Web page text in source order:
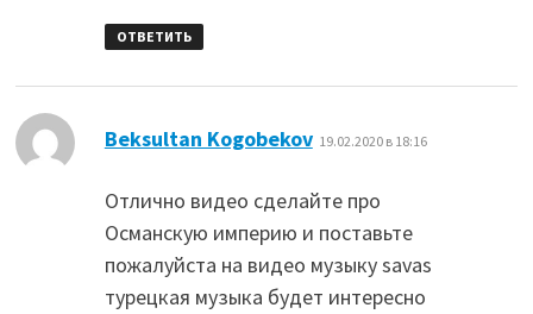
ОТВЕТИТЬ
Beksultan Kogobekov: 19.02.2020 в 18:16
Отлично видео сделайте про
Османскую империю и поставьте
пожалуйста на видео музыку savas
турецкая музыка будет интересно